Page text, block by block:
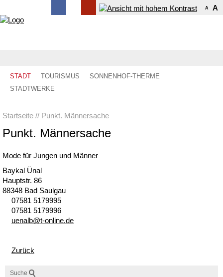
A A
STADT TOURISMUS
SONNENHOF-THERME
STADTWERKE
Startseite Punkt. Männersache
Punkt. Männersache
Mode für Jungen und Männer
Baykal Ünal
Hauptstr. 86
88348 Bad Saulgau
07581 5179995
07581 5179996
n lb t- nl n d
Zurück
Suche